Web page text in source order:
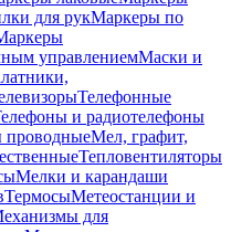
для рукМаркеры по
управлениемМаски и
Телефонные
и радиотелефоны
проводныеМел, графит,
Тепловентиляторы
Мелки и карандаши
ТермосыМетеостанции и
для